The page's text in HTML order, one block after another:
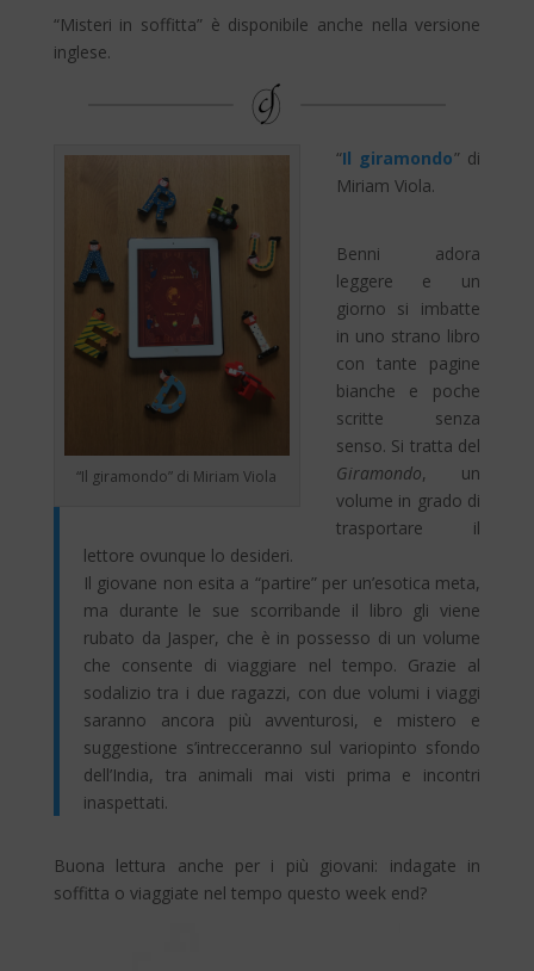
“Misteri in soffitta” è disponibile anche nella versione
inglese.
“Il giramondo” di Miriam Viola
“Il giramondo” di
Miriam Viola.
Benni adora
leggere e un
giorno si imbatte
in uno strano libro
con tante pagine
bianche e poche
scritte senza
senso. Si tratta del
Giramondo, un
volume in grado di
trasportare il
lettore ovunque lo desideri.
Il giovane non esita a “partire” per un’esotica meta,
ma durante le sue scorribande il libro gli viene
rubato da Jasper, che è in possesso di un volume
che consente di viaggiare nel tempo. Grazie al
sodalizio tra i due ragazzi, con due volumi i viaggi
saranno ancora più avventurosi, e mistero e
suggestione s’intrecceranno sul variopinto sfondo
dell’India, tra animali mai visti prima e incontri
inaspettati.
Buona lettura anche per i più giovani: indagate in
soffitta o viaggiate nel tempo questo week end?